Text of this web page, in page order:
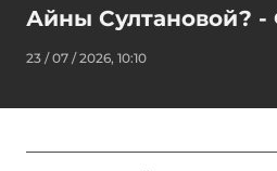
Айны Султановой?
23 / 07 / 2026, 10:10